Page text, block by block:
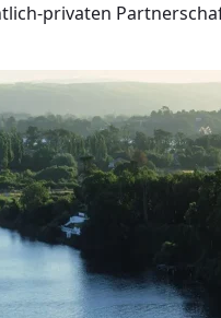
privaten